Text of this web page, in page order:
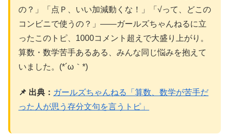
の？」「点Ｐ、いい加減動くな！」「√って、どこの
コンビニで使うの？」——ガールズちゃんねるに立
ったこのトピ、1000コメント超えで大盛り上がり。
算数・数学苦手あるある、みんな同じ悩みを抱えて
いました。(*´ω｀*)
📌 出典： ガールズちゃんねる「算数、数学が苦手だ
った人が思う存分文句を言うトピ」